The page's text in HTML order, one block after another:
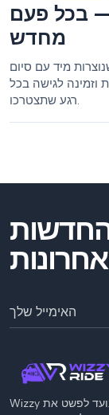
— בכל פעם
מחדש
מיד עם סיום
וזמינה לגישה בכל
רגע שתצטרכו.
Wizzy היא פתרון שיתוף נסיעות מלא, שנועד לפשט את